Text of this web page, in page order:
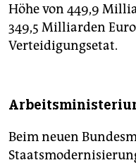
Höhe von 449,9
349,5 Milliarden
Verteidigungsetat.
Beim neuen